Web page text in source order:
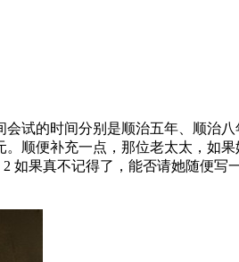
试的时间分别是顺治五年、顺治八
顺便补充一点，那位老太太，如果
如果真不记得了，能否请她随便写